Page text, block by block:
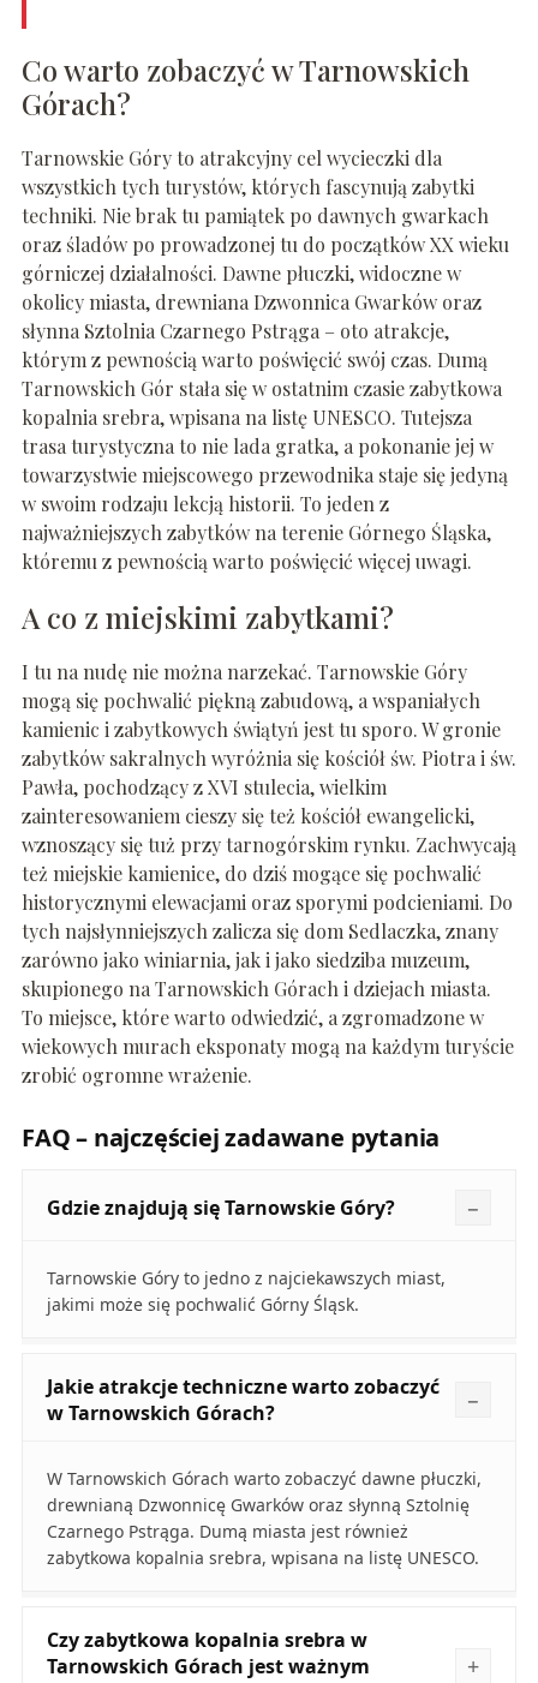
Co warto zobaczyć w Tarnowskich
Górach?
Tarnowskie Góry to atrakcyjny cel wycieczki dla
wszystkich tych turystów, których fascynują zabytki
techniki. Nie brak tu pamiątek po dawnych gwarkach
oraz śladów po prowadzonej tu do początków XX wieku
górniczej działalności. Dawne płuczki, widoczne w
okolicy miasta, drewniana Dzwonnica Gwarków oraz
słynna Sztolnia Czarnego Pstrąga – oto atrakcje,
którym z pewnością warto poświęcić swój czas. Dumą
Tarnowskich Gór stała się w ostatnim czasie zabytkowa
kopalnia srebra, wpisana na listę UNESCO. Tutejsza
trasa turystyczna to nie lada gratka, a pokonanie jej w
towarzystwie miejscowego przewodnika staje się jedyną
w swoim rodzaju lekcją historii. To jeden z
najważniejszych zabytków na terenie Górnego Śląska,
któremu z pewnością warto poświęcić więcej uwagi.
A co z miejskimi zabytkami?
I tu na nudę nie można narzekać. Tarnowskie Góry
mogą się pochwalić piękną zabudową, a wspaniałych
kamienic i zabytkowych świątyń jest tu sporo. W gronie
zabytków sakralnych wyróżnia się kościół św. Piotra i św.
Pawła, pochodzący z XVI stulecia, wielkim
zainteresowaniem cieszy się też kościół ewangelicki,
wznoszący się tuż przy tarnogórskim rynku. Zachwycają
też miejskie kamienice, do dziś mogące się pochwalić
historycznymi elewacjami oraz sporymi podcieniami. Do
tych najsłynniejszych zalicza się dom Sedlaczka, znany
zarówno jako winiarnia, jak i jako siedziba muzeum,
skupionego na Tarnowskich Górach i dziejach miasta.
To miejsce, które warto odwiedzić, a zgromadzone w
wiekowych murach eksponaty mogą na każdym turyście
zrobić ogromne wrażenie.
FAQ – najczęściej zadawane pytania
Gdzie znajdują się Tarnowskie Góry?
Tarnowskie Góry to jedno z najciekawszych miast,
jakimi może się pochwalić Górny Śląsk.
Jakie atrakcje techniczne warto zobaczyć
w Tarnowskich Górach?
W Tarnowskich Górach warto zobaczyć dawne płuczki,
drewnianą Dzwonnicę Gwarków oraz słynną Sztolnię
Czarnego Pstrąga. Dumą miasta jest również
zabytkowa kopalnia srebra, wpisana na listę UNESCO.
Czy zabytkowa kopalnia srebra w
Tarnowskich Górach jest ważnym